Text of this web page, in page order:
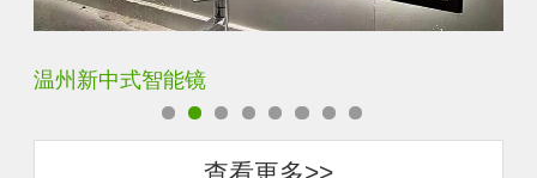
西安防雾镜
查看更多>>